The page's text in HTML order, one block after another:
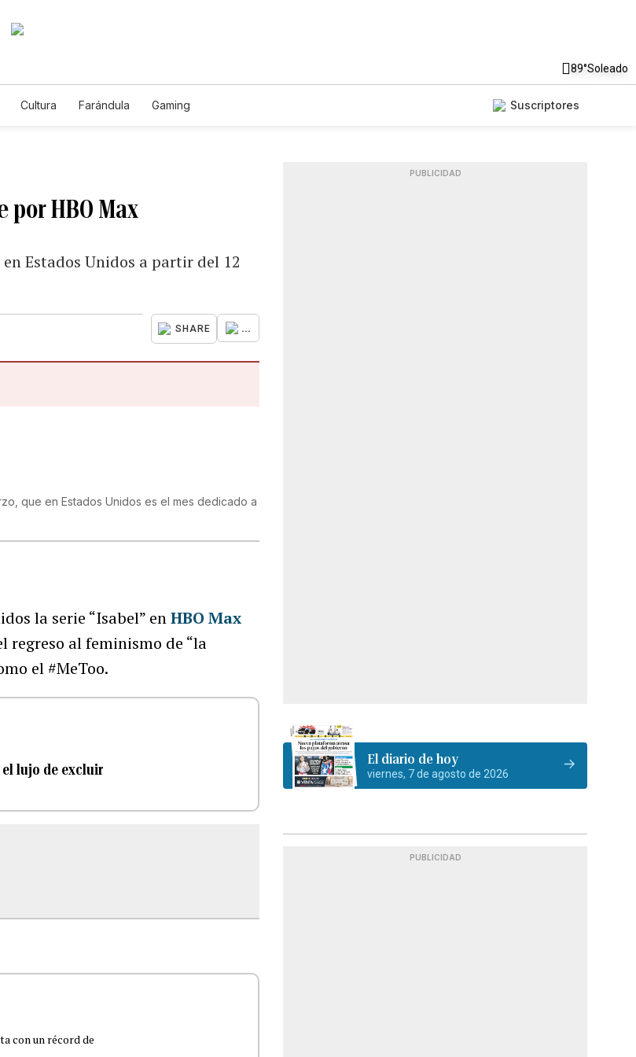
89°Soleado
Cultura Farándula Gaming Suscriptores
HBO Max
Estados Unidos a partir del 12
SHARE ...
que en Estados Unidos es el mes dedicado a
la serie “Isabel” enHBO Max
regreso al feminismo de “la
el #MeToo.
lujo de excluir
con un récord de
PUBLICIDAD
El diario de hoy
viernes, 7 de agosto de 2026
PUBLICIDAD